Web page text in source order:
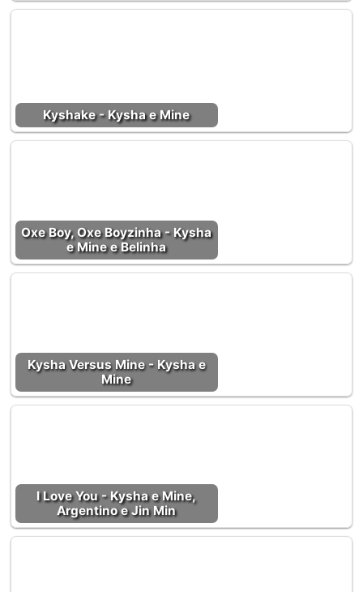
Kyshake - Kysha e Mine
Oxe Boy, Oxe Boyzinha - Kysha
e Mine e Belinha
Kysha Versus Mine - Kysha e
Mine
I Love You - Kysha e Mine,
Argentino e Jin Min